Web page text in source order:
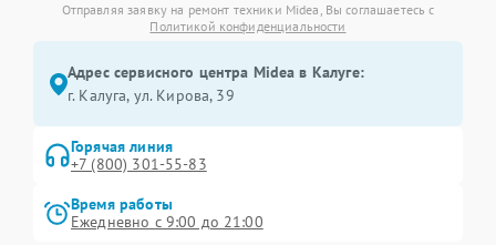
Отправляя заявку на ремонт техники Midea, Вы соглашаетесь с
Политикой конфиденциальности
Адрес сервисного центра Midea в Калуге:
г. Калуга, ул. Кирова, 39
Горячая линия
+7 (800) 301-55-83
Время работы
Ежедневно с 9:00 до 21:00